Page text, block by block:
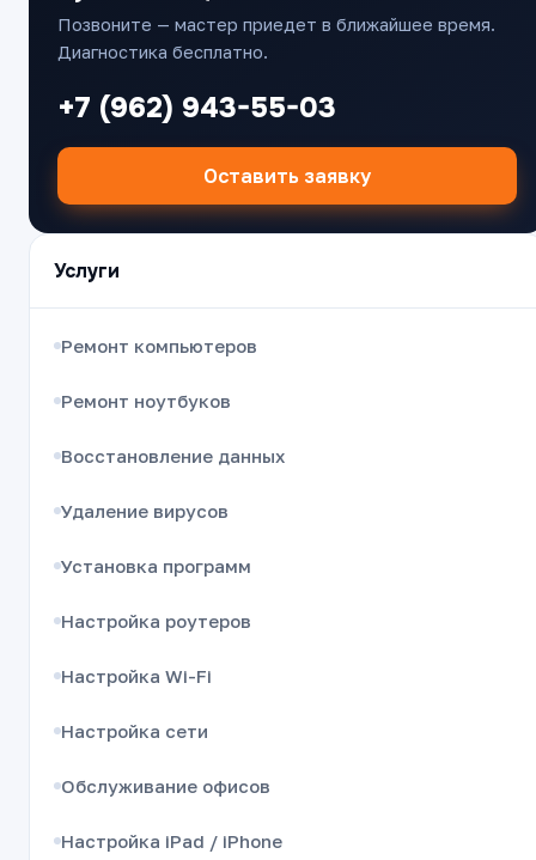
Позвоните — мастер приедет в ближайшее время.
Диагностика бесплатно.
+7 (962) 943-55-03
Оставить заявку
Услуги
Ремонт компьютеров
Ремонт ноутбуков
Восстановление данных
Удаление вирусов
Установка программ
Настройка роутеров
Настройка Wi-Fi
Настройка сети
Обслуживание офисов
Настройка iPad / iPhone